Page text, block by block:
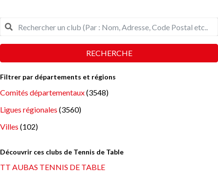
RECHERCHE
Filtrer par départements et régions
Comités départementaux(3548)
Ligues régionales (3560)
Villes (102)
Découvrir ces clubs de Tennis de Table
TT AUBAS TENNIS DE TABLE